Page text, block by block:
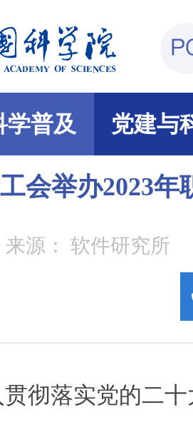
学普及 党建与
会举办2023年
来源： 软件研究所
彻落实党的二